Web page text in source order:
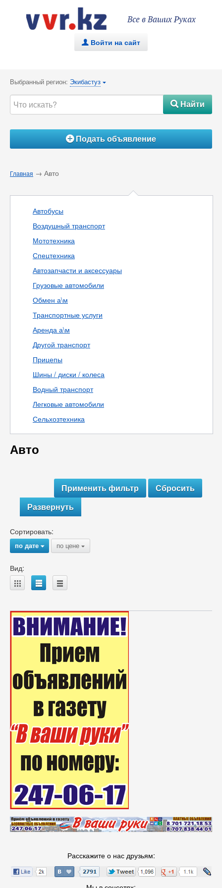
Все в Ваших Руках
. Войти на сайт
Выбранный регион: Экибастуз {
#Найти
ÁПодать объявление
Главная → Авто
Автобусы
Воздушный транспорт
Мототехника
Спецтехника
Автозапчасти и аксессуары
Грузовые автомобили
Обмен а\м
Транспортные услуги
Аренда а\м
Другой транспорт
Прицепы
Шины / диски / колеса
Водный транспорт
Легковые автомобили
Сельхозтехника
Авто
Развернуть
Сортировать:
по дате{ по цене {
Вид:
A B C
Расскажите о нас друзьям: